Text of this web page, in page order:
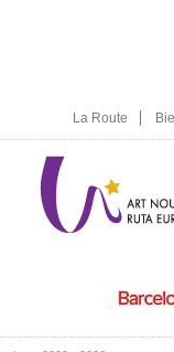
La Route